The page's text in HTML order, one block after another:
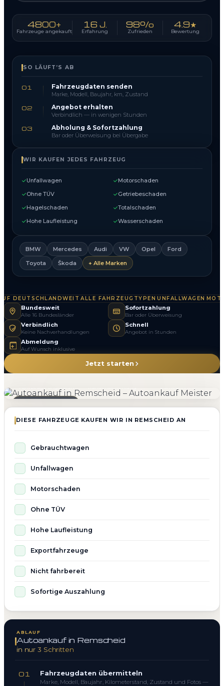
4800+
Fahrzeuge angekauft
16 J.
Erfahrung
98%
Zufrieden
4.9★
Bewertung
SO LÄUFT’S AB
01 Fahrzeugdaten senden
Marke, Modell, Baujahr, km, Zustand
02 Angebot erhalten
Verbindlich — in wenigen Stunden
03 Abholung & Sofortzahlung
Bar oder Überweisung bei Übergabe
WIR KAUFEN JEDES FAHRZEUG
Unfallwagen
Motorschaden
Ohne TÜV
Getriebeschaden
Hagelschaden
Totalschaden
Hohe Laufleistung
Wasserschaden
BMW Mercedes Audi VW Opel
Ford
Toyota
Škoda + Alle Marken
DEUTSCHLANDWEIT·ALLE FAHRZEUGTYPEN·UNFALLWAGEN·
Bundesweit
Alle 16 Bundesländer
Sofortzahlung
Bar oder Überweisung
Verbindlich
Keine Nachverhandlungen
Schnell
Angebot in Stunden
Abmeldung
Auf Wunsch inklusive
Jetzt starten
DIESE FAHRZEUGE KAUFEN WIR IN REMSCHEID AN
Gebrauchtwagen
Unfallwagen
Motorschaden
Ohne TÜV
Hohe Laufleistung
Exportfahrzeuge
Nicht fahrbereit
Sofortige Auszahlung
ABLAUF
Autoankauf in Remscheid
in nur 3 Schritten
01 Fahrzeugdaten übermitteln
Marke, Modell, Baujahr, Kilometerstand, Zustand und Fotos —